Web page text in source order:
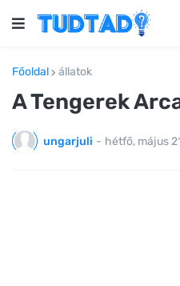
Főoldal állatok
A Tengerek
ungarjuli - hétfő, május